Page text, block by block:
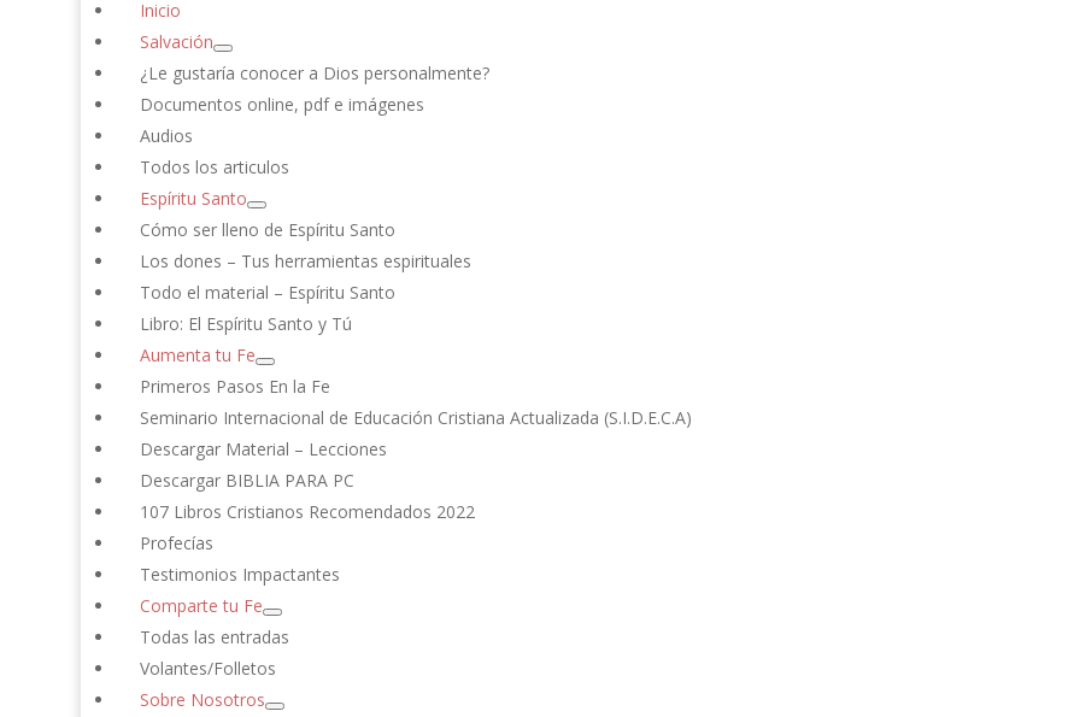
Inicio
Salvación
¿Le gustaría conocer a Dios personalmente?
Documentos online, pdf e imágenes
Audios
Todos los articulos
Espíritu Santo
Cómo ser lleno de Espíritu Santo
Los dones – Tus herramientas espirituales
Todo el material – Espíritu Santo
Libro: El Espíritu Santo y Tú
Aumenta tu Fe
Primeros Pasos En la Fe
Seminario Internacional de Educación Cristiana Actualizada (S.I.D.E.C.A)
Descargar Material – Lecciones
Descargar BIBLIA PARA PC
107 Libros Cristianos Recomendados 2022
Profecías
Testimonios Impactantes
Comparte tu Fe
Todas las entradas
Volantes/Folletos
Sobre Nosotros
La luz en las tinieblas resplandece, y las tinieblas no prevalecieron contra